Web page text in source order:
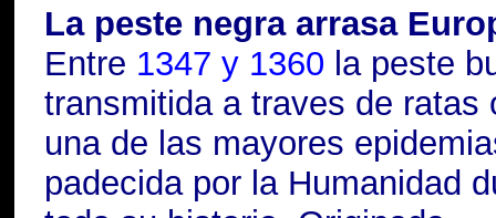
La peste negra arrasa
Entre 1347 y 1360 la peste
transmitida a traves de ratas
una de las mayores
padecida por la Humanidad